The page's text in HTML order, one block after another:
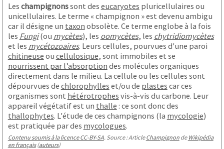
Les champignonssont des eucaryotes pluricellulaires ou
unicellulaires. Le terme « champignon » est devenu ambigu
car il désigne un taxon obsolète. Ce terme englobe à la fois
les Fungi(ou mycètes), les oomycètes, les chytridiomycètes
et les mycétozoaires. Leurs cellules, pourvues d'une paroi
chitineuse ou cellulosique, sont immobiles et se
nourrissent par l’absorption des molécules organiques
directement dans le milieu. La cellule ou les cellules sont
dépourvues de chlorophylles et/ou de plastes car ces
organismes sont hétérotrophes vis-à-vis du carbone. Leur
appareil végétatif est un thalle : ce sont donc des
thallophytes. L'étude de ces champignons (la mycologie)
est pratiquée par des mycologues.
Contenu soumis à la licence CC-BY-SA. Source : ArticleChampignonde Wikipédia
en français(auteurs)